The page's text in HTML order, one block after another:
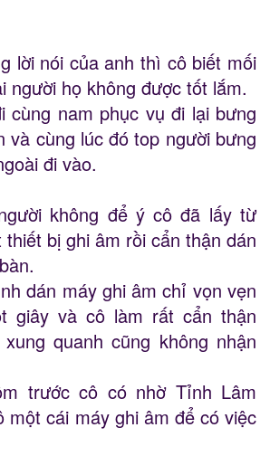
lời nói của anh thì cô biết mối
người họ không được tốt lắm.
cùng nam phục vụ đi lại bưng
và cùng lúc đó top người bưng
đi vào.
không để ý cô đã lấy từ
bị ghi âm rồi cẩn thận dán
dán máy ghi âm chỉ vọn vẹn
giây và cô làm rất cẩn thận
quanh cũng không nhận
trước cô có nhờ Tỉnh Lâm
một cái máy ghi âm để có việc